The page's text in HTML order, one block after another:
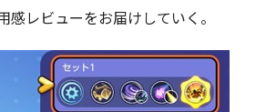
レビューをお届けしていく。